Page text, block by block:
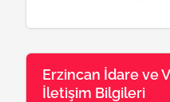
Erzincan İdare ve
İletişim Bilgileri